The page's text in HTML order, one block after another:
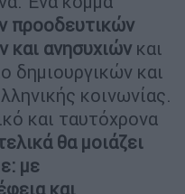
προοδευτικών
και ανησυχιών και
δημιουργικών και
κοινωνίας.
και ταυτόχρονα
θα μοιάζει
με
και